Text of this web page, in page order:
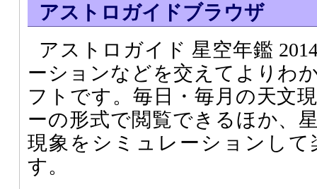
アストロガイドブラウザ
アストロガイド 星空年鑑
ーションなどを交えてよりわ
フトです。毎日・毎月の天文
ーの形式で閲覧できるほか、
現象をシミュレーションし
す。